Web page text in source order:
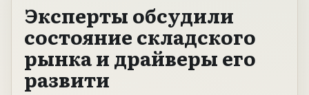
Эксперты обсудили
состояние складского
рынка и драйверы его
развити